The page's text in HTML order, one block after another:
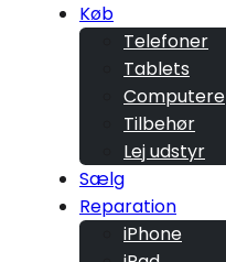
Køb
Telefoner
Tablets
Computere
Tilbehør
Lej udstyr
Sælg
Reparation
iPhone